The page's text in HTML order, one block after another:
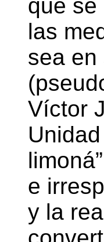
que se
las
sea en
Víctor
e
y la